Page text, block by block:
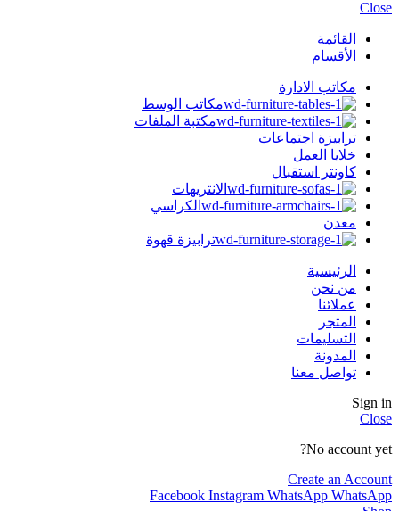
Close
القائمة
الأقسام
مكاتب الادارة
مكاتب الوسط
مكتبة الملفات
ترابيزة اجتماعات
خلايا العمل
كاونتر استقبال
الانتريهات
الكراسي
معدن
ترابيزة قهوة
الرئيسية
من نحن
عملائنا
المتجر
التسليمات
المدونة
تواصل معنا
Sign in
Close
No account yet?
Create an Account
Facebook Instagram WhatsApp WhatsApp